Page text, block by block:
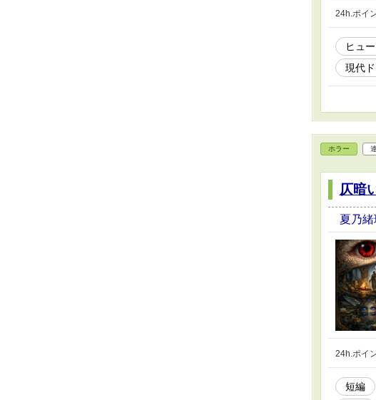
24h.ポイ
ヒュ
現代
ホラー
仄暗
夏乃
24h.ポイ
短編